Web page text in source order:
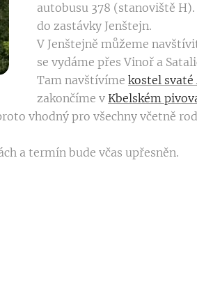
autobusu 378 (stanoviště
do zastávky Jenštejn.
V Jenštejně můžeme
se vydáme přes Vinoř a
Tam navštívíme kostel svaté
zakončíme v Kbelském
vhodný pro všechny včetně
a termín bude včas upřesněn.